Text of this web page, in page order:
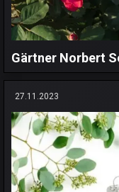
Gärtner Norbert
27.11.2023